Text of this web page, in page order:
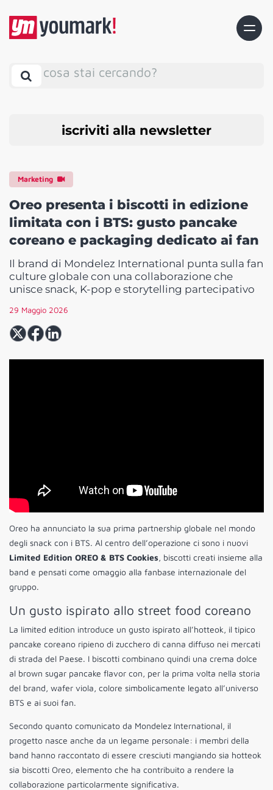
cosa stai cercando?
iscriviti alla newsletter
Marketing
Oreo presenta i biscotti in edizione
limitata con i BTS: gusto pancake
coreano e packaging dedicato ai fan
Il brand di Mondelez International punta sulla fan
culture globale con una collaborazione che
unisce snack, K-pop e storytelling partecipativo
29 Maggio 2026
Oreo ha annunciato la sua prima partnership globale nel mondo
degli snack con i BTS. Al centro dell’operazione ci sono i nuovi
Limited Edition OREO & BTS Cookies, biscotti creati insieme alla
band e pensati come omaggio alla fanbase internazionale del
gruppo.
Un gusto ispirato allo street food coreano
La limited edition introduce un gusto ispirato all’hotteok, il tipico
pancake coreano ripieno di zucchero di canna diffuso nei mercati
di strada del Paese. I biscotti combinano quindi una crema dolce
al brown sugar pancake flavor con, per la prima volta nella storia
del brand, wafer viola, colore simbolicamente legato all’universo
BTS e ai suoi fan.
Secondo quanto comunicato da Mondelez International, il
progetto nasce anche da un legame personale: i membri della
band hanno raccontato di essere cresciuti mangiando sia hotteok
sia biscotti Oreo, elemento che ha contribuito a rendere la
collaborazione particolarmente significativa.